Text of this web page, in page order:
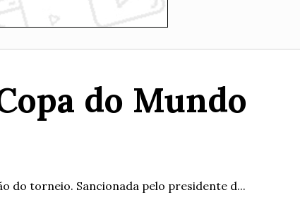
do Mundo
do torneio. Sancionada pelo presidente d...